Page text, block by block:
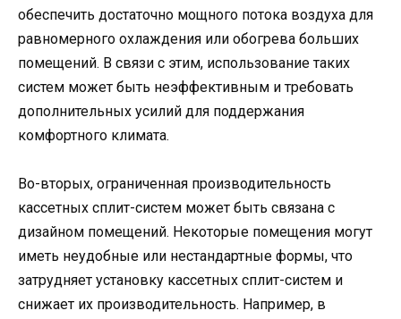
обеспечить достаточно мощного потока воздуха для
равномерного охлаждения или обогрева больших
помещений. В связи с этим, использование таких
систем может быть неэффективным и требовать
дополнительных усилий для поддержания
комфортного климата.
Во-вторых, ограниченная производительность
кассетных сплит-систем может быть связана с
дизайном помещений. Некоторые помещения могут
иметь неудобные или нестандартные формы, что
затрудняет установку кассетных сплит-систем и
снижает их производительность. Например, в